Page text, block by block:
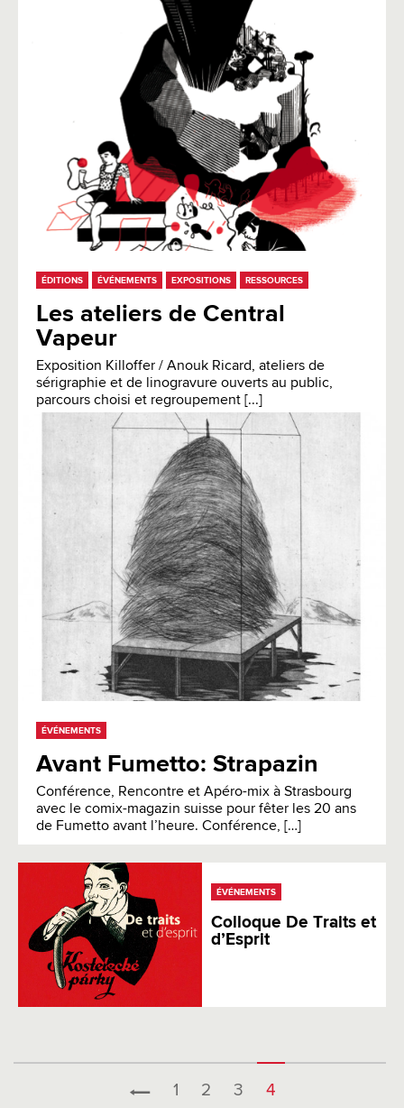
ÉDITIONS ÉVÉNEMENTS EXPOSITIONS RESSOURCES
Les ateliers de Central
Vapeur
Exposition Killoffer / Anouk Ricard, ateliers de
sérigraphie et de linogravure ouverts au public,
parcours choisi et regroupement [...]
ÉVÉNEMENTS
Avant Fumetto: Strapazin
Conférence, Rencontre et Apéro-mix à Strasbourg
avec le comix-magazin suisse pour fêter les 20 ans
de Fumetto avant l’heure. Conférence, […]
ÉVÉNEMENTS
Colloque De Traits et
d’Esprit
1 2 3 4